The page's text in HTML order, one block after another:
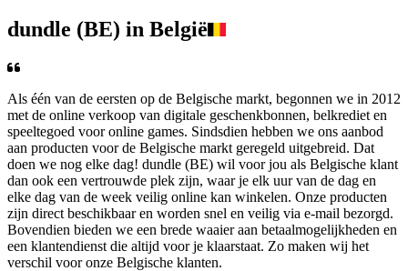
dundle (BE) in België
Als één van de eersten op de Belgische markt, begonnen we in 2012
met de online verkoop van digitale geschenkbonnen, belkrediet en
speeltegoed voor online games. Sindsdien hebben we ons aanbod
aan producten voor de Belgische markt geregeld uitgebreid. Dat
doen we nog elke dag! dundle (BE) wil voor jou als Belgische klant
dan ook een vertrouwde plek zijn, waar je elk uur van de dag en
elke dag van de week veilig online kan winkelen. Onze producten
zijn direct beschikbaar en worden snel en veilig via e-mail bezorgd.
Bovendien bieden we een brede waaier aan betaalmogelijkheden en
een klantendienst die altijd voor je klaarstaat. Zo maken wij het
verschil voor onze Belgische klanten.